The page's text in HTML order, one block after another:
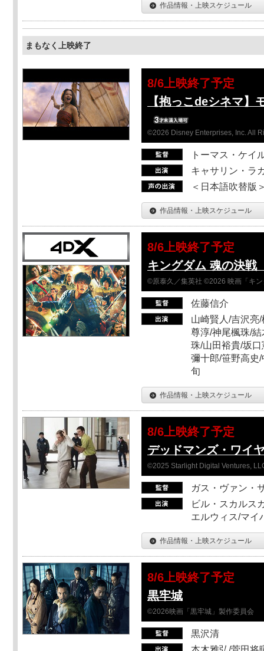
作品情報・上映スケジュール
まもなく上映終了
8/6上映終了予定
【抱っこdeシネマ】
©2026 Disney Enterprises, Inc. All
トーマス・ケイ
キャサリン・ラ
＜日本語吹替版
作品情報・上映スケジュール
8/6上映終了予定
キングダム 魂の決
©原泰久／集英社 ©2026 映画「キ
佐藤信介
山崎賢人/吉沢亮
尊淳/神尾楓珠/
珠/山田裕貴/坂
彌十郎/笹野高史
旬
作品情報・上映スケジュール
8/6上映終了予定
デッドマンズ・ワイ
©2025 Starlight Digital Ventures,
ガス・ヴァン・
ビル・スカルス
エルウィス/マイ
作品情報・上映スケジュール
8/6上映終了予定
黒牢城
©2026映画「黒牢城」製作委員会
黒沢清